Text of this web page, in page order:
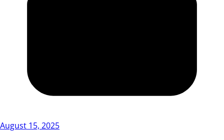
August 15, 2025